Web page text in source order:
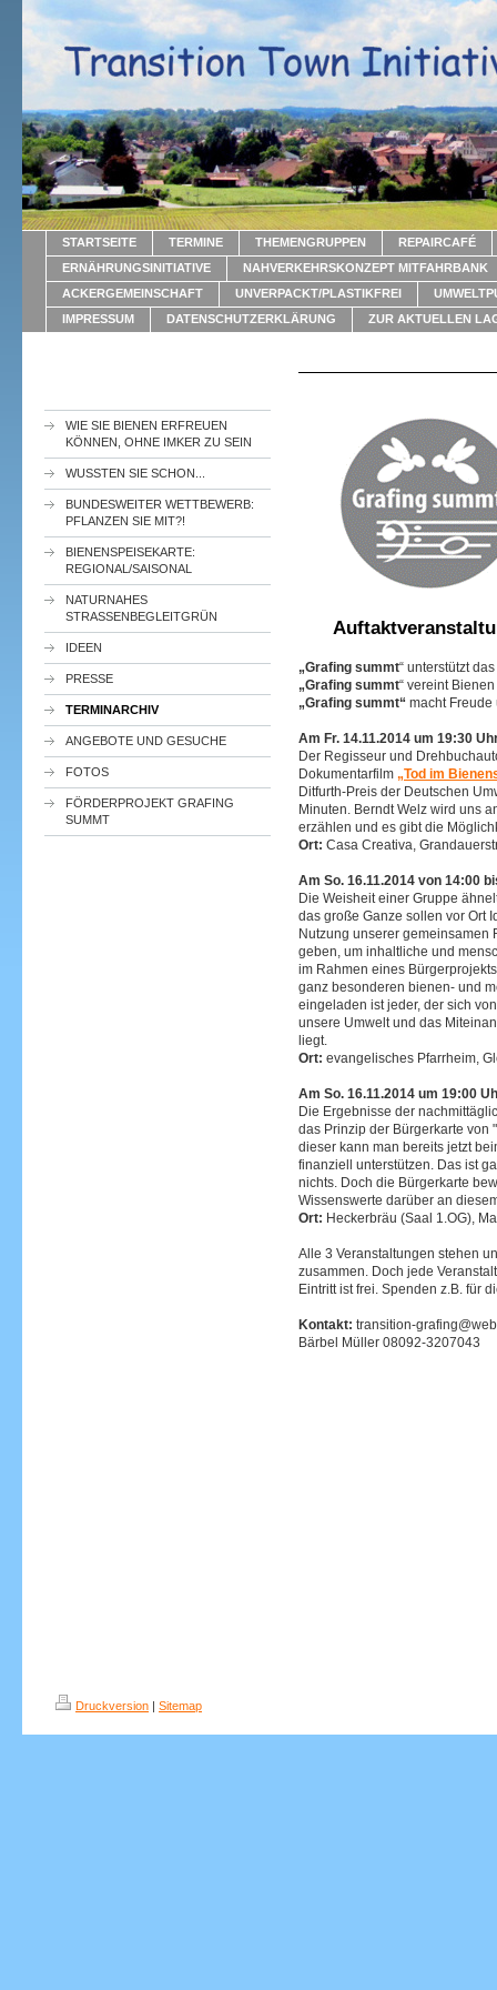
STARTSEITE TERMINE THEMENGRUPPEN
REPAIRCAFÉ
ERNÄHRUNGSINITIATIVE
NAHVERKEHRSKONZEPT MITFAHRBANK
ACKERGEMEINSCHAFT
UNVERPACKT/PLASTIKFREI
IMPRESSUM
DATENSCHUTZERKLÄRUNG ZUR AKTUELLEN
WIE SIE BIENEN ERFREUEN
KÖNNEN, OHNE IMKER ZU SEIN
WUSSTEN SIE SCHON...
BUNDESWEITER WETTBEWERB:
PFLANZEN SIE MIT?!
BIENENSPEISEKARTE:
REGIONAL/SAISONAL
NATURNAHES
STRASSENBEGLEITGRÜN
IDEEN
PRESSE
TERMINARCHIV
ANGEBOTE UND GESUCHE
FOTOS
FÖRDERPROJEKT GRAFING
SUMMT
„Grafing summt“ unterstützt
„Grafing summt“ vereint
„Grafing summt“ macht Freude
Am Fr. 14.11.2014 um 19:30
Der Regisseur und
Dokumentarfilm „Tod im
Ditfurth-Preis der Deutschen
Minuten. Berndt Welz wird uns
erzählen und es gibt die
Ort: Casa Creativa,
Am So. 16.11.2014 von 14:00
Die Weisheit einer Gruppe
das große Ganze sollen vor Ort
Nutzung unserer gemeinsamen
geben, um inhaltliche und
im Rahmen eines
ganz besonderen bienen- und
eingeladen ist jeder, der sich
unsere Umwelt und das
liegt.
Ort: evangelisches Pfarrheim,
Am So. 16.11.2014 um 19:00
Die Ergebnisse der
das Prinzip der Bürgerkarte von
dieser kann man bereits jetzt
finanziell unterstützen. Das ist
nichts. Doch die Bürgerkarte
Wissenswerte darüber an
Ort: Heckerbräu (Saal 1.OG),
Alle 3 Veranstaltungen stehen
zusammen. Doch jede
Eintritt ist frei. Spenden z.B. für
Kontakt: transition-
Bärbel Müller 08092-3207043
Druckversion Sitemap